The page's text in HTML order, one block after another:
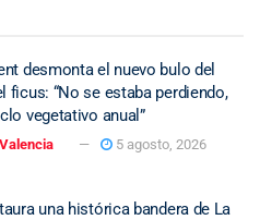
desmonta el nuevo bulo del
ficus: “No se estaba perdiendo,
vegetativo anual”
5 agosto, 2026
una histórica bandera de La